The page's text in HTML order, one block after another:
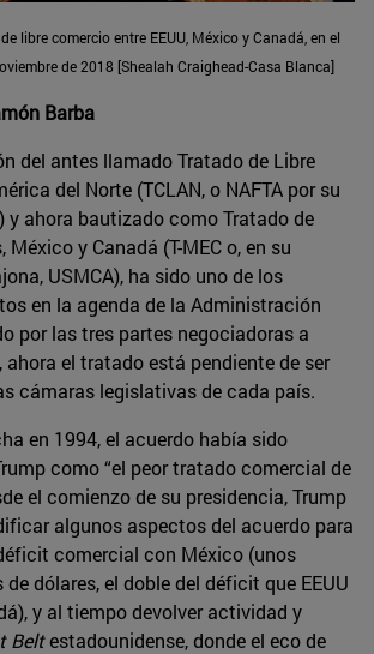
libre comercio entre EEUU, México y Canadá, en el
de 2018 [Shealah Craighead-Casa Blanca]
Barba
del antes llamado Tratado de Libre
del Norte (TCLAN, o NAFTA por su
y ahora bautizado como Tratado de
México y Canadá (T-MEC o, en su
USMCA), ha sido uno de los
en la agenda de la Administración
por las tres partes negociadoras a
ahora el tratado está pendiente de ser
cámaras legislativas de cada país.
en 1994, el acuerdo había sido
como “el peor tratado comercial de
el comienzo de su presidencia, Trump
algunos aspectos del acuerdo para
comercial con México (unos
dólares, el doble del déficit que EEUU
y al tiempo devolver actividad y
Beltestadounidense, donde el eco de